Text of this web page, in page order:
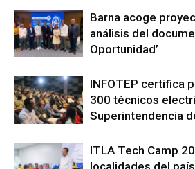
Barna acoge
análisis del
Oportunidad’
INFOTEP certifica
300 técnicos
Superintendencia
ITLA Tech Camp